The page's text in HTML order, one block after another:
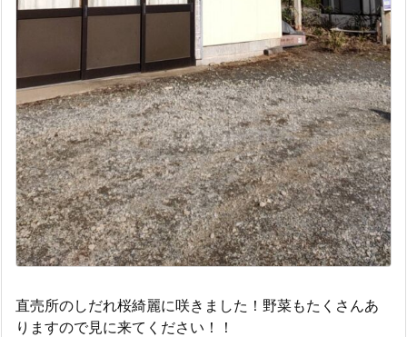
直売所のしだれ桜綺麗に咲きました！野菜もたくさんあ
りますので見に来てください！！